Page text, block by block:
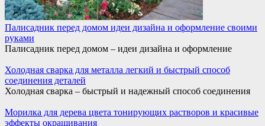
Палисадник перед домом идеи дизайна и оформление своими
руками
Палисадник перед домом – идеи дизайна и оформление
Холодная сварка для металла легкий и быстрый способ
соединения деталей
Холодная сварка – быстрый и надежный способ соединения
Морилка для дерева цвета тонирующих растворов и красивые
эффекты окрашивания